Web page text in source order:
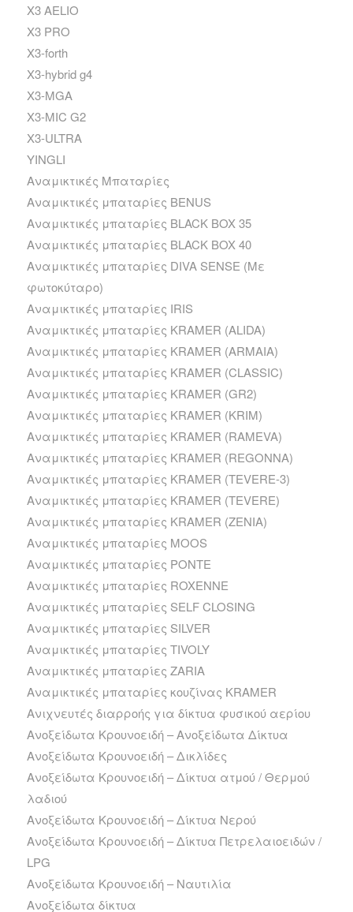
X3 AELIO
X3 PRO
X3-forth
X3-hybrid g4
X3-MGA
X3-MIC G2
X3-ULTRA
YINGLI
Αναμικτικές Μπαταρίες
Αναμικτικές μπαταρίες BENUS
Αναμικτικές μπαταρίες BLACK BOX 35
Αναμικτικές μπαταρίες BLACK BOX 40
Αναμικτικές μπαταρίες DIVA SENSE (Με
φωτοκύταρο)
Αναμικτικές μπαταρίες IRIS
Αναμικτικές μπαταρίες KRAMER (ALIDA)
Αναμικτικές μπαταρίες KRAMER (ARMAIA)
Αναμικτικές μπαταρίες KRAMER (CLASSIC)
Αναμικτικές μπαταρίες KRAMER (GR2)
Αναμικτικές μπαταρίες KRAMER (KRIM)
Αναμικτικές μπαταρίες KRAMER (RAMEVA)
Αναμικτικές μπαταρίες KRAMER (REGONNA)
Αναμικτικές μπαταρίες KRAMER (TEVERE-3)
Αναμικτικές μπαταρίες KRAMER (TEVERE)
Αναμικτικές μπαταρίες KRAMER (ZENIA)
Αναμικτικές μπαταρίες MOOS
Αναμικτικές μπαταρίες PONTE
Αναμικτικές μπαταρίες ROXENNE
Αναμικτικές μπαταρίες SELF CLOSING
Αναμικτικές μπαταρίες SILVER
Αναμικτικές μπαταρίες TIVOLY
Αναμικτικές μπαταρίες ZARIA
Αναμικτικές μπαταρίες κουζίνας ΚRAMER
Ανιχνευτές διαρροής για δίκτυα φυσικού αερίου
Ανοξείδωτα Kρουνοειδή – Ανοξείδωτα Δίκτυα
Ανοξείδωτα Kρουνοειδή – Δικλίδες
Ανοξείδωτα Kρουνοειδή – Δίκτυα ατμού / Θερμού
λαδιού
Ανοξείδωτα Kρουνοειδή – Δίκτυα Νερού
Ανοξείδωτα Kρουνοειδή – Δίκτυα Πετρελαιοειδών /
LPG
Ανοξείδωτα Kρουνοειδή – Ναυτιλία
Ανοξείδωτα δίκτυα